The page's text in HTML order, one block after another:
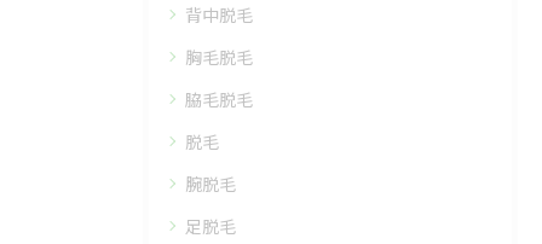
背中脱毛
胸毛脱毛
脇毛脱毛
脱毛
腕脱毛
足脱毛